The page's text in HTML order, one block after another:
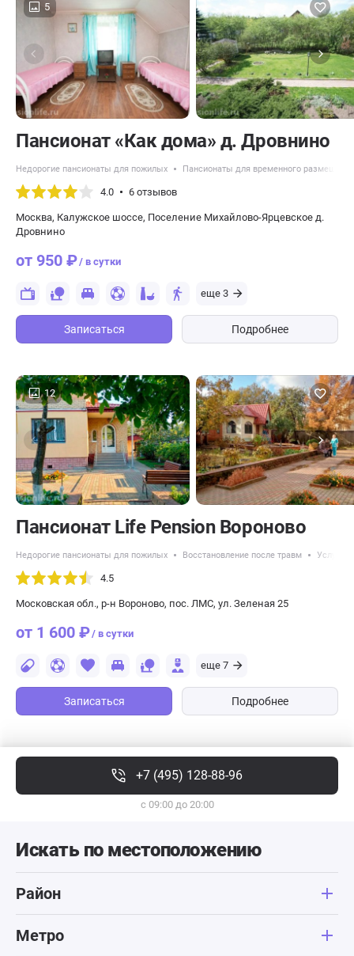
5
Пансионат «Как дома» д. Дровнино
Недорогие пансионаты для пожилых Пансионаты для временного размещения
4.0 6 отзывов
Москва, Калужское шоссе, Поселение Михайлово-Ярцевское д.
Дровнино
от 950 ₽/ в сутки
еще 3
Записаться Подробнее
12
Пансионат Life Pension Вороново
Недорогие пансионаты для пожилых Восстановление после травм Услуги
4.5
Московская обл., р-н Вороново, пос. ЛМС, ул. Зеленая 25
от 1 600 ₽/ в сутки
еще 7
Записаться Подробнее
+7 (495) 128-88-96
с 09:00 до 20:00
Искать по местоположению
Район
Метро